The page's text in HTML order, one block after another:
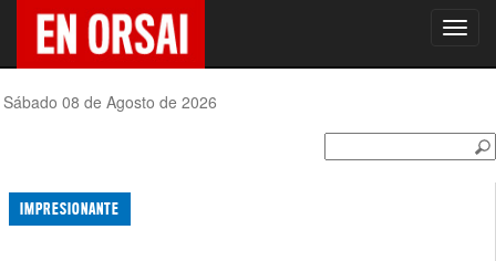
Sábado 08 de Agosto de 2026
IMPRESIONANTE